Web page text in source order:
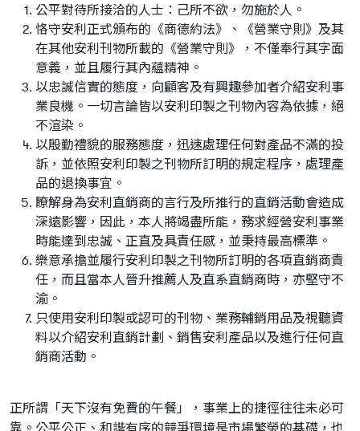
公平對待所接洽的人士：己所不欲，勿施於人。
恪守安利正式頒布的《商德約法》、《營業守則》及其
在其他安利刊物所載的《營業守則》，不僅奉行其字面
意義，並且履行其內蘊精神。
以忠誠信實的態度，向顧客及有興趣參加者介紹安利事
業良機。一切言論皆以安利印製之刊物內容為依據，絕
不渲染。
以殷勤禮貌的服務態度，迅速處理任何對產品不滿的投
訴，並依照安利印製之刊物所訂明的規定程序，處理產
品的退換事宜。
瞭解身為安利直銷商的言行及所推行的直銷活動會造成
深遠影響，因此，本人將竭盡所能，務求經營安利事業
時能達到忠誠、正直及具責任感，並秉持最高標準。
樂意承擔並履行安利印製之刊物所訂明的各項直銷商責
任，而且當本人晉升推薦人及直系直銷商時，亦堅守不
渝。
只使用安利印製或認可的刊物、業務輔銷用品及視聽資
料以介紹安利直銷計劃、銷售安利產品以及進行任何直
銷商活動。
正所謂「天下沒有免費的午餐」，事業上的捷徑往往未必可